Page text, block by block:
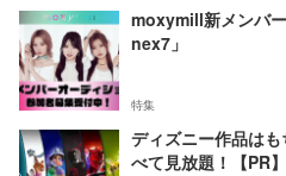
moxymill新メンバ
nex7」
特集
ディズニー作品は
べて見放題！【PR】